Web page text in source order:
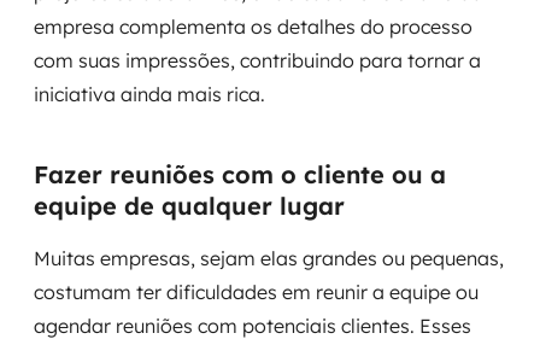
empresa complementa os detalhes do processo
com suas impressões, contribuindo para tornar a
iniciativa ainda mais rica.
Fazer reuniões com o cliente ou a
equipe de qualquer lugar
Muitas empresas, sejam elas grandes ou pequenas,
costumam ter dificuldades em reunir a equipe ou
agendar reuniões com potenciais clientes. Esses